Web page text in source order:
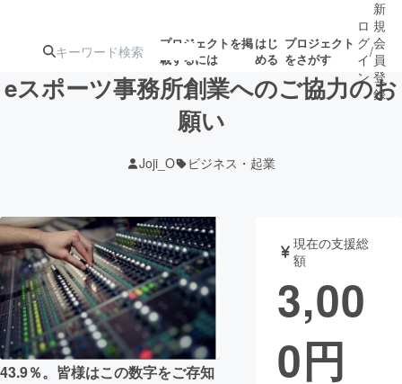
プロジェクトを掲
載するには
はじ
める
プロジェクト
をさがす
ジェクト
募集終了が近いプ
ロジェクト
アート・写真 音楽
テクノロジー・ガジェット ゲーム・サ
映像・映画 書籍・雑誌
ロ
グ
イ
ン
/
新
規
会
員
登
録
eスポーツ事務所創業へのご協力のお
願い
Joji_O ビジネス・起業
43.9％。皆様はこの数字をご存知
現在の支援総
額
3,00
0円